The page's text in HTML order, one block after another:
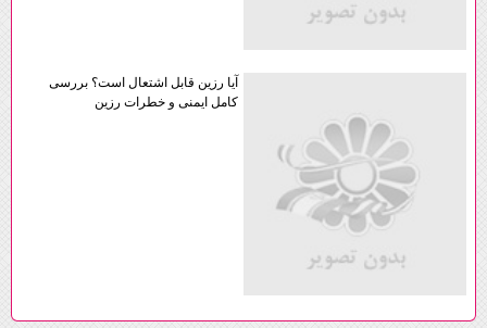
آیا رزین قابل اشتعال است؟ بررسی
کامل ایمنی و خطرات رزین